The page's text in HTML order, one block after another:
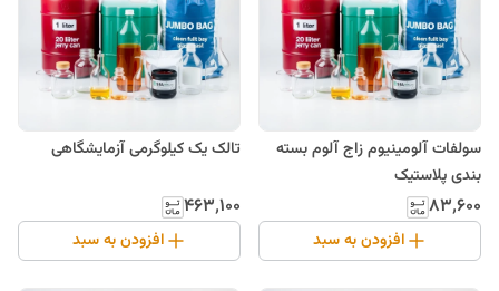
سولفات آلومینیوم زاج آلوم بسته
بندی پلاستیک
۸۳٬۶۰۰
افزودن به سبد
تالک یک کیلوگرمی آزمایشگاهی
۴۶۳٬۱۰۰
افزودن به سبد